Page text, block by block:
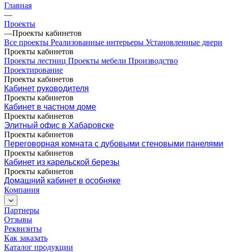
Главная
—
Проекты
—Проекты кабинетов
Все проекты Реализованные интерьеры Установленные двери
Проекты кабинетов
Проекты лестниц Проекты мебели Производство
Проектирование
Проекты кабинетов
Кабинет руководителя
Проекты кабинетов
Кабинет в частном доме
Проекты кабинетов
Элитный офис в Хабаровске
Проекты кабинетов
Переговорная комната с дубовыми стеновыми панелями
Проекты кабинетов
Кабинет из карельской березы
Проекты кабинетов
Домашний кабинет в особняке
Компания
Партнеры
Отзывы
Реквизиты
Как заказать
Каталог продукции